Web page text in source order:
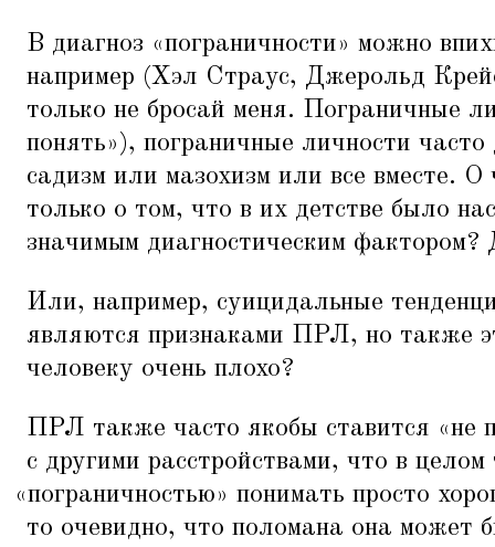
В диагноз «пограничности» можно
например (Хэл Страус, Джерольд
только не бросай меня. Пограничные
понять»), пограничные личности
садизм или мазохизм или все вместе. О
только о том, что в их детстве было
значимым диагностическим фактором?
Или, например, суицидальные
являются признаками ПРЛ, но также
человеку очень плохо?
ПРЛ также часто якобы ставится «не
с другими расстройствами, что в
«пограничностью» понимать просто
то очевидно, что поломана она может